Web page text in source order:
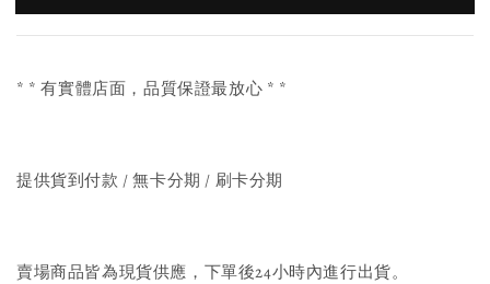
* * 有實體店面，品質保證最放心 * *
提供貨到付款 / 無卡分期 / 刷卡分期
賣場商品皆為現貨供應，下單後24小時內進行出貨。